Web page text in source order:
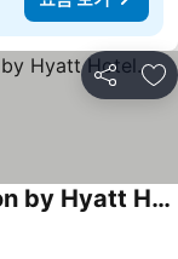
공유 즐
Rio Hotel & Casino, a Destination by Hyatt Hotel.